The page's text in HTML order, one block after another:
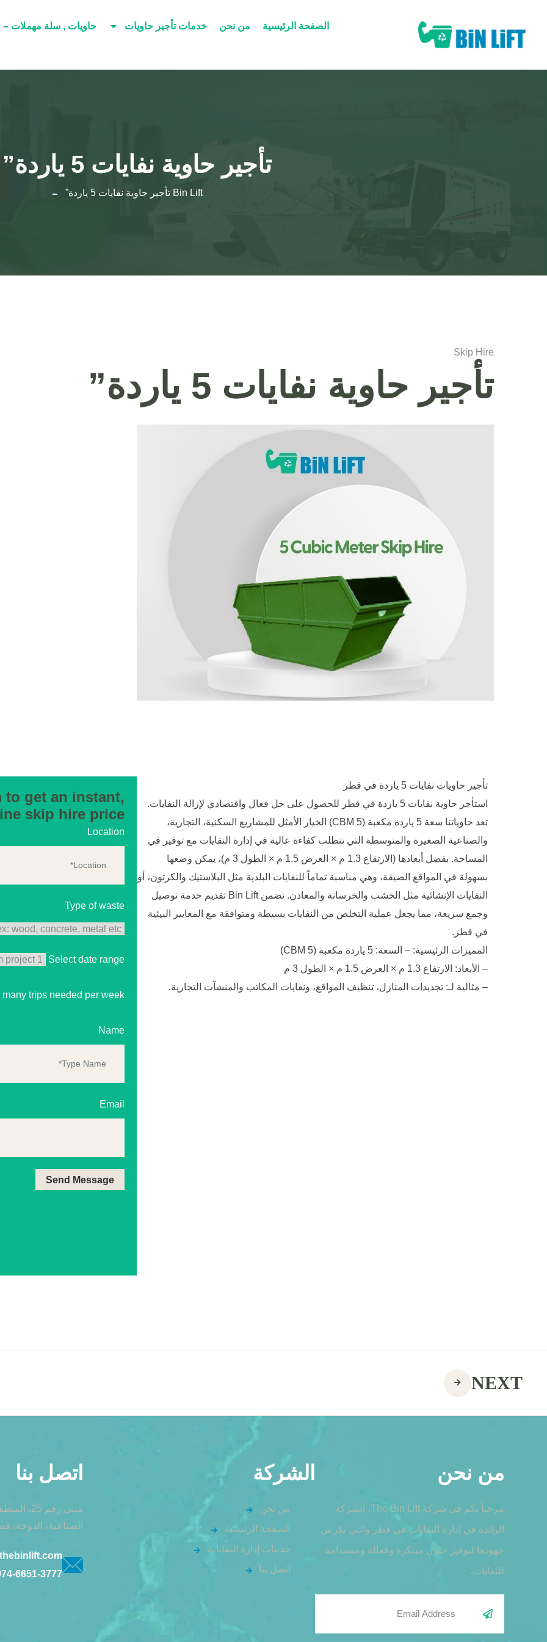
الصفحة الرئيسية من نحن خدمات تأجير حاويات حاويات , سلة مهملات –
تأجير حاوية نفايات 5 ياردة”
Bin Lift تأجير حاوية نفايات 5 ياردة”
Skip Hire
تأجير حاوية نفايات 5 ياردة”
تأجير حاويات نفايات 5 ياردة في قطر
استأجر حاوية نفايات 5 ياردة في قطر للحصول على حل فعال واقتصادي لإزالة النفايات.
تعد حاوياتنا سعة 5 ياردة مكعبة (5 CBM) الخيار الأمثل للمشاريع السكنية، التجارية،
والصناعية الصغيرة والمتوسطة التي تتطلب كفاءة عالية في إدارة النفايات مع توفير في
المساحة. بفضل أبعادها (الارتفاع 1.3 م × العرض 1.5 م × الطول 3 م)، يمكن وضعها
بسهولة في المواقع الضيقة، وهي مناسبة تماماً للنفايات البلدية مثل البلاستيك والكرتون، أو
النفايات الإنشائية مثل الخشب والخرسانة والمعادن. تضمن Bin Lift تقديم خدمة توصيل
وجمع سريعة، مما يجعل عملية التخلص من النفايات بسيطة ومتوافقة مع المعايير البيئية
في قطر.
المميزات الرئيسية: – السعة: 5 ياردة مكعبة (5 CBM)
– الأبعاد: الارتفاع 1.3 م × العرض 1.5 م × الطول 3 م
– مثالية لـ: تجديدات المنازل، تنظيف المواقع، ونفايات المكاتب والمنشآت التجارية.
to get an instant,
skip hire price.
Location
Type of waste
Select date range
many trips needed per week
Name
Email
NEXT
من نحن
مرحباً بكم في شركة The Bin Lift، الشركة
الرائدة في إدارة النفايات في قطر والتي تكرس
جهودها لتوفير حلول مبتكرة وفعالة ومستدامة
للنفايات.
الشركة
من نحن
الصفحة الرئيسية
خدمات إدارة النفايات
اتصل بنا
اتصل بنا
الصناعية، الدوحة،
6651-3777